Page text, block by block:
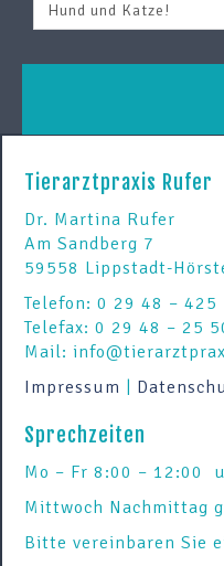
Hund und Katze!
Tierarztpraxis Rufer
Dr. Martina Rufer
Am Sandberg 7
59558 Lippstadt-
Telefon: 0 29 48 – 425
Telefax: 0 29 48 – 25
Mail:
Impressum
Sprechzeiten
Mo – Fr 8:00 – 12:00
Mittwoch Nachmittag
Bitte vereinbaren Sie